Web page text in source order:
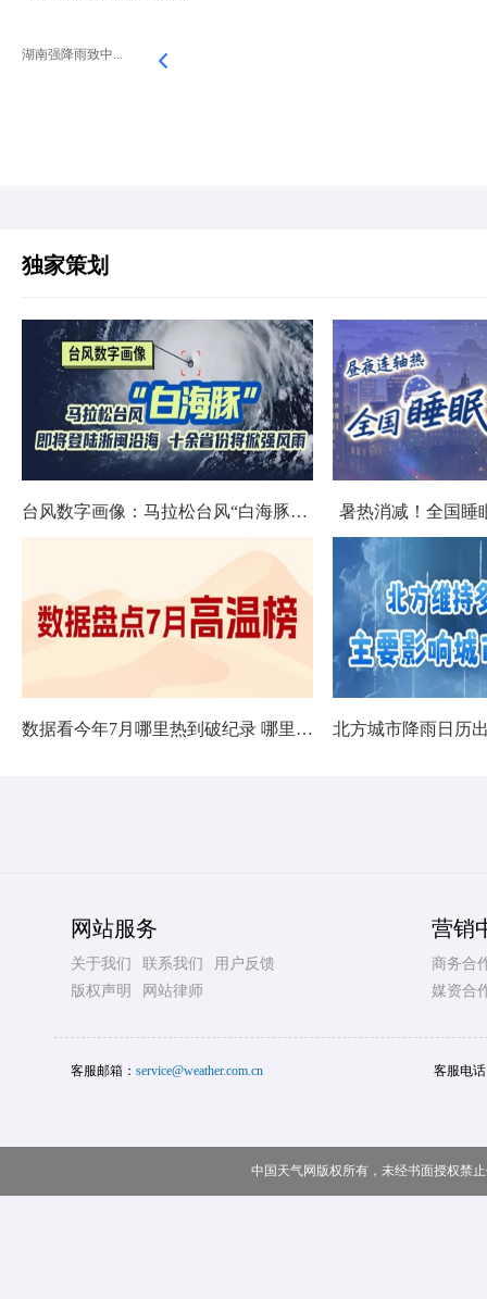
湖南强降雨致中...
独家策划
台风数字画像：马拉松台风“白海豚”将影响十余省份 暑热消减！全国睡
数据看今年7月哪里热到破纪录 哪里暑热连轴转
网站服务
关于我们 联系我们
用户反馈
版权声明
网站律师
营销
商务合
媒资合
客服邮箱： service@weather.com.cn 客服电
中国天气网版权所有，未经书面授权